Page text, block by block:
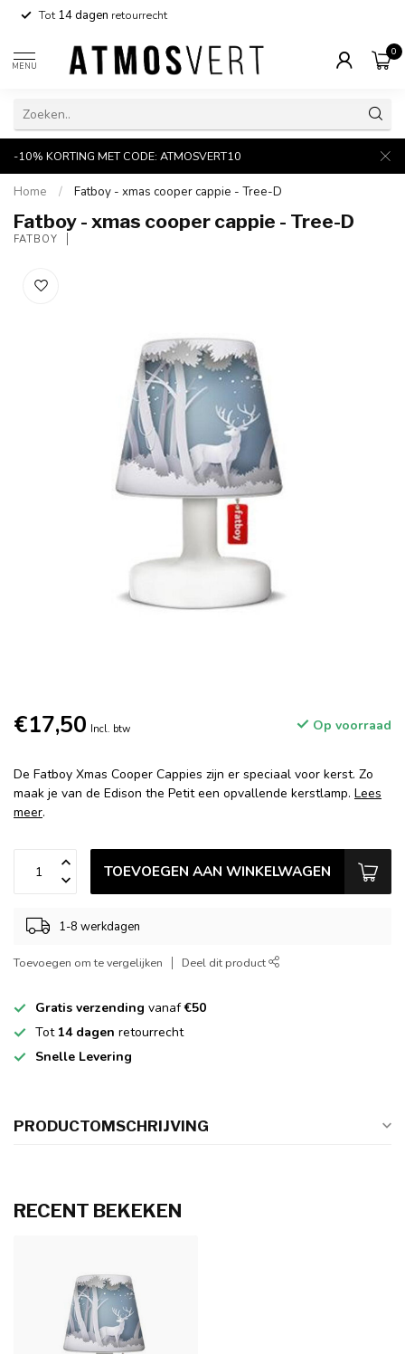
Tot14 dagen retourrecht
MENU
0
-10% KORTING MET CODE: ATMOSVERT10
Home / Fatboy - xmas cooper cappie - Tree-D
Fatboy - xmas cooper cappie - Tree-D
FATBOY
€17,50 Incl. btw Op voorraad
De Fatboy Xmas Cooper Cappies zijn er speciaal voor kerst. Zo
maak je van de Edison the Petit een opvallende kerstlamp. Lees
meer.
TOEVOEGEN AAN WINKELWAGEN
1-8 werkdagen
Toevoegen om te vergelijken Deel dit product
Gratis verzending vanaf€50
Tot 14 dagen retourrecht
Snelle Levering
PRODUCTOMSCHRIJVING
RECENT BEKEKEN